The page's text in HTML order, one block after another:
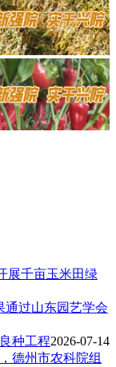
展千亩玉米田绿
通过山东园艺学会
种工程2026-07-14
德州市农科院组